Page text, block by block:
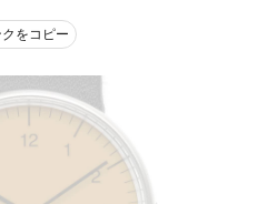
クをコピー